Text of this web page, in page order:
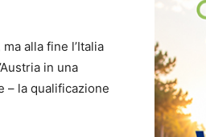
alla fine l’Italia
in una
– la qualificazione